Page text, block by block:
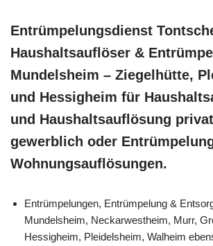
Entrümpelungsdienst
Haushaltsauflöser &
Mundelsheim – Ziegelhütte,
und Hessigheim für
und Haushaltsauflösung
gewerblich oder
Wohnungsauflösungen.
Entrümpelungen, Entrümpelung &
Mundelsheim, Neckarwestheim, Murr,
Hessigheim, Pleidelsheim, Walheim